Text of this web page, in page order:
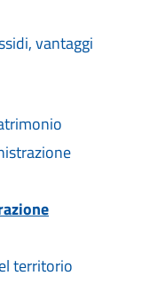
vantaggi
territorio